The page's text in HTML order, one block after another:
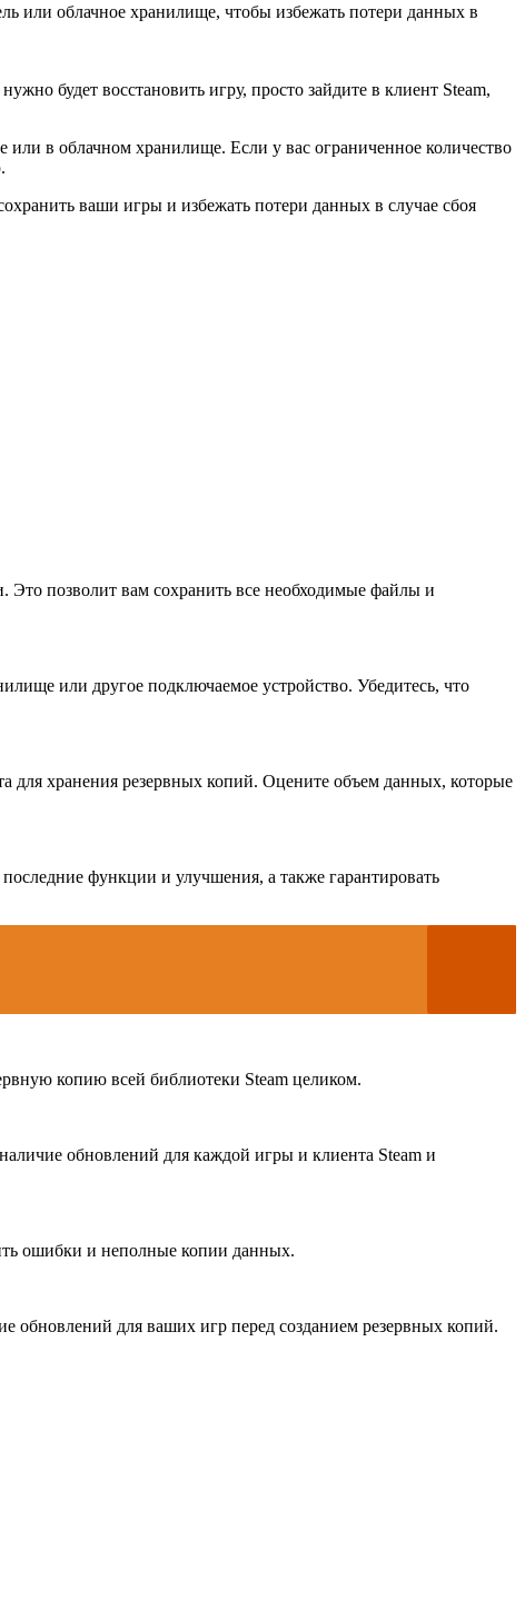
или облачное хранилище, чтобы избежать потери данных в
будет восстановить игру, просто зайдите в клиент Steam,
в облачном хранилище. Если у вас ограниченное количество
ваши игры и избежать потери данных в случае сбоя
Это позволит вам сохранить все необходимые файлы и
или другое подключаемое устройство. Убедитесь, что
для хранения резервных копий. Оцените объем данных, которые
функции и улучшения, а также гарантировать
копию всей библиотеки Steam целиком.
обновлений для каждой игры и клиента Steam и
ошибки и неполные копии данных.
обновлений для ваших игр перед созданием резервных копий.